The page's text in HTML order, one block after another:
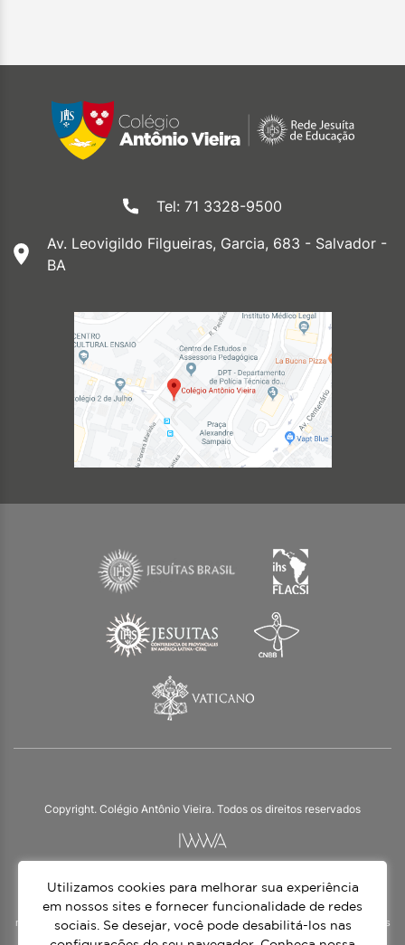
Tel: 71 3328-9500
Av. Leovigildo Filgueiras, Garcia, 683 - Salvador -
BA
Copyright. Colégio Antônio Vieira. Todos os direitos reservados
O Colégio Antônio Vieira integra a Rede Jesuíta de Educação, tendo as suas
práticas impulsionadas pelos valores da espiritualidade inaciana – marca da
nossa identidade e das aproximadamente 1500 unidades de ensino, espalhadas
em mais de 60 países. Atendemos a alunos da Educação Infantil à 3ª série do
Utilizamos cookies para melhorar sua experiência
em nossos sites e fornecer funcionalidade de redes
sociais. Se desejar, você pode desabilitá-los nas